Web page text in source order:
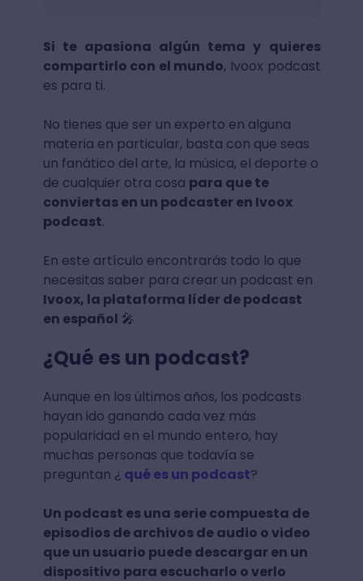
Si te apasiona algún tema y quieres
compartirlo con el mundo, Ivoox podcast
es para ti.
No tienes que ser un experto en alguna
materia en particular, basta con que seas
un fanático del arte, la música, el deporte o
de cualquier otra cosa para que te
conviertas en un podcaster en Ivoox
podcast.
En este artículo encontrarás todo lo que
necesitas saber para crear un podcast en
Ivoox, la plataforma líder de podcast
en español 🎤
¿Qué es un podcast?
Aunque en los últimos años, los podcasts
hayan ido ganando cada vez más
popularidad en el mundo entero, hay
muchas personas que todavía se
preguntan ¿ qué es un podcast?
Un podcast es una serie compuesta de
episodios de archivos de audio o video
que un usuario puede descargar en un
dispositivo para escucharlo o verlo